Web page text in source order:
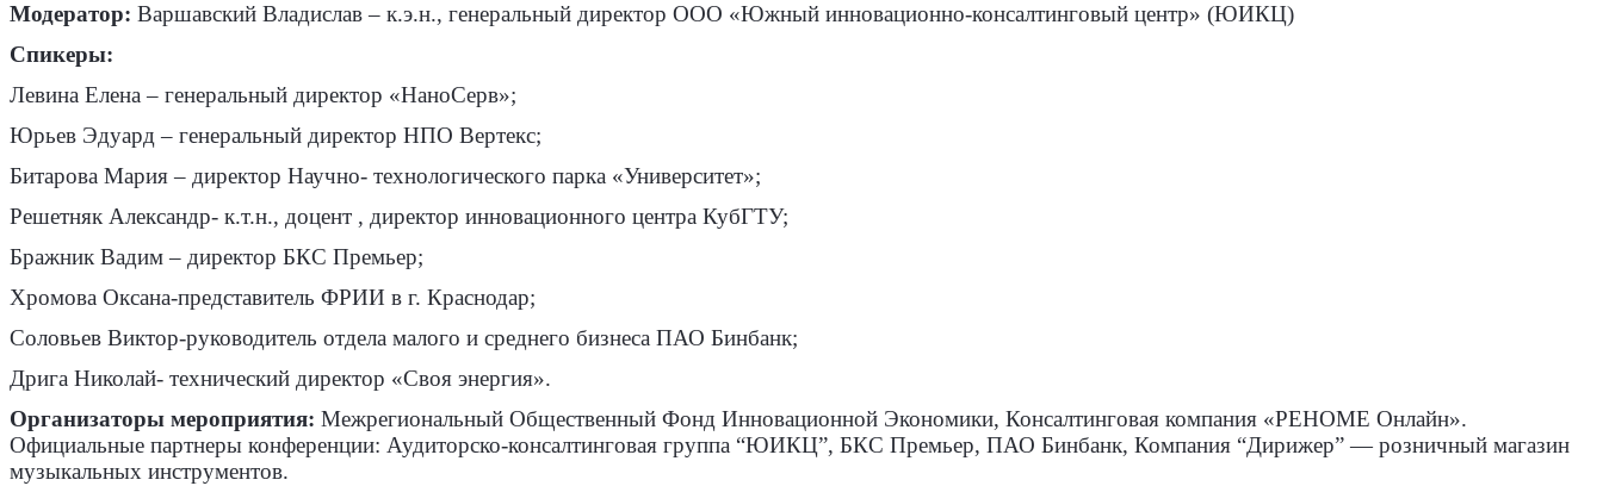
Модератор: Варшавский Владислав – к.э.н., генеральный директор ООО «Южный инновационно-консалтинговый центр» (ЮИКЦ)
Спикеры:
Левина Елена – генеральный директор «НаноСерв»;
Юрьев Эдуард – генеральный директор НПО Вертекс;
Битарова Мария – директор Научно- технологического парка «Университет»;
Решетняк Александр- к.т.н., доцент , директор инновационного центра КубГТУ;
Бражник Вадим – директор БКС Премьер;
Хромова Оксана-представитель ФРИИ в г. Краснодар;
Соловьев Виктор-руководитель отдела малого и среднего бизнеса ПАО Бинбанк;
Дрига Николай- технический директор «Своя энергия».
Организаторы мероприятия: Межрегиональный Общественный Фонд Инновационной Экономики, Консалтинговая компания «РЕНОМЕ Онлайн».
Официальные партнеры конференции: Аудиторско-консалтинговая группа “ЮИКЦ”, БКС Премьер, ПАО Бинбанк, Компания “Дирижер” — розничный магазин
музыкальных инструментов.